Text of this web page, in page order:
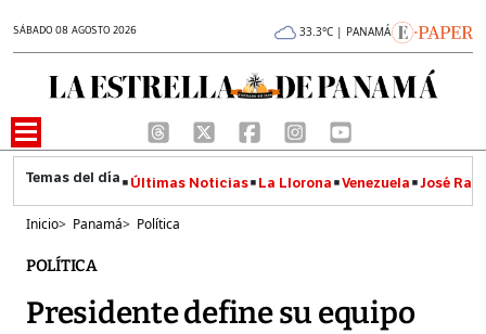
SÁBADO 08 AGOSTO 2026 33.3°C | PANAMÁ
Últimas Noticias La Llorona Venezuela José
Inicio> Panamá> Política
POLÍTICA
Presidente define su equipo